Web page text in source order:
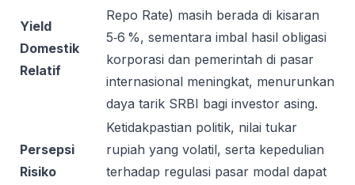
Yield
Domestik
Relatif
Repo Rate) masih berada di kisaran
5‑6 %, sementara imbal hasil obligasi
korporasi dan pemerintah di pasar
internasional meningkat, menurunkan
daya tarik SRBI bagi investor asing.
Persepsi
Risiko
Ketidakpastian politik, nilai tukar
rupiah yang volatil, serta kepedulian
terhadap regulasi pasar modal dapat